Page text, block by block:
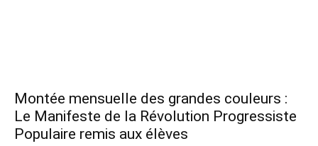
Montée mensuelle des grandes couleurs :
Le Manifeste de la Révolution Progressiste
Populaire remis aux élèves